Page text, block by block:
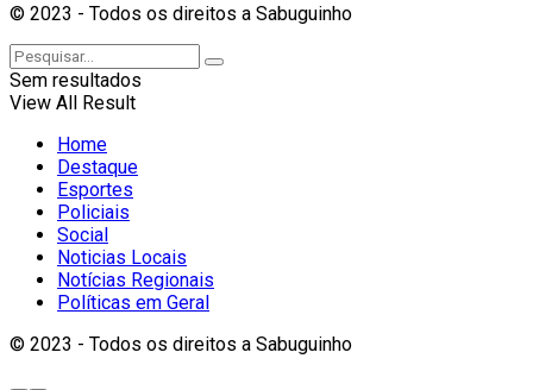
© 2023 - Todos os direitos a Sabuguinho
Sem resultados
View All Result
Home
Destaque
Esportes
Policiais
Social
Noticias Locais
Notícias Regionais
Políticas em Geral
© 2023 - Todos os direitos a Sabuguinho